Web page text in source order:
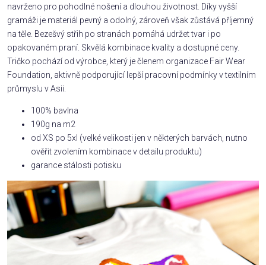
navrženo pro pohodlné nošení a dlouhou životnost. Díky vyšší
gramáži je materiál pevný a odolný, zároveň však zůstává příjemný
na těle. Bezešvý střih po stranách pomáhá udržet tvar i po
opakovaném praní. Skvělá kombinace kvality a dostupné ceny.
Tričko pochází od výrobce, který je členem organizace Fair Wear
Foundation, aktivně podporující lepší pracovní podmínky v textilním
průmyslu v Asii.
100% bavlna
190g na m2
od XS po 5xl (velké velikosti jen v některých barvách, nutno
ověřit zvolením kombinace v detailu produktu)
garance stálosti potisku